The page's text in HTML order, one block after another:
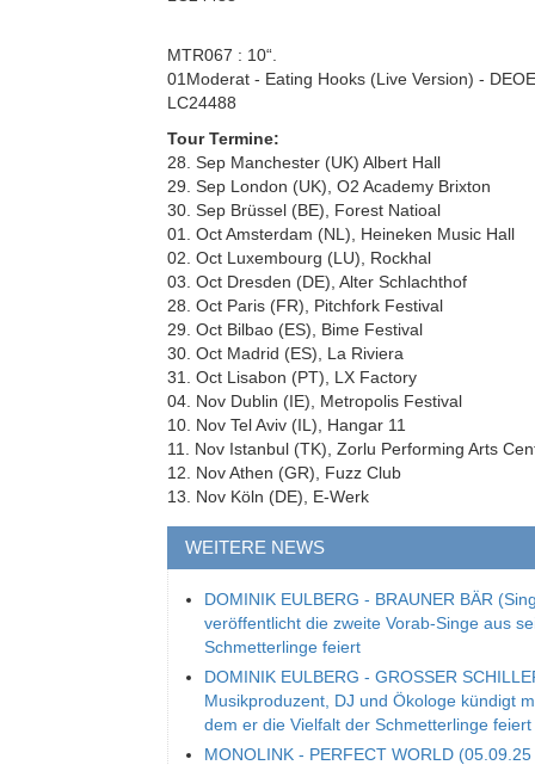
MTR067 : 10“.
01Moderat - Eating Hooks (Live Version) -
LC24488
Tour Termine:
28. Sep Manchester (UK) Albert Hall
29. Sep London (UK), O2 Academy Brixton
30. Sep Brüssel (BE), Forest Natioal
01. Oct Amsterdam (NL), Heineken Music Hall
02. Oct Luxembourg (LU), Rockhal
03. Oct Dresden (DE), Alter Schlachthof
28. Oct Paris (FR), Pitchfork Festival
29. Oct Bilbao (ES), Bime Festival
30. Oct Madrid (ES), La Riviera
31. Oct Lisabon (PT), LX Factory
04. Nov Dublin (IE), Metropolis Festival
10. Nov Tel Aviv (IL), Hangar 11
11. Nov Istanbul (TK), Zorlu Performing Arts
12. Nov Athen (GR), Fuzz Club
13. Nov Köln (DE), E-Werk
WEITERE NEWS
DOMINIK EULBERG - BRAUNER BÄR
veröffentlicht die zweite Vorab-Singe aus
Schmetterlinge feiert
DOMINIK EULBERG - GROSSER
Musikproduzent, DJ und Ökologe kündigt
dem er die Vielfalt der Schmetterlinge feiert
MONOLINK - PERFECT WORLD